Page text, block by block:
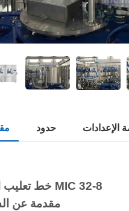
حدود الإعدادات
خط تعليب البيرة MIC 32-8
مقدمة عن